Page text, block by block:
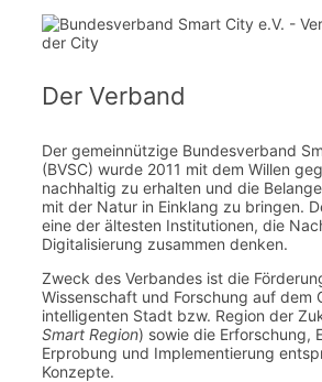
Der Verband
Der gemeinnützige Bundesverband
(BVSC) wurde 2011 mit dem Willen
nachhaltig zu erhalten und die
mit der Natur in Einklang zu bringen.
eine der ältesten Institutionen, die
Digitalisierung zusammen denken.
Zweck des Verbandes ist die
Wissenschaft und Forschung auf dem
intelligenten Stadt bzw. Region der
Smart Region) sowie die Erforschung,
Erprobung und Implementierung
Konzepte.